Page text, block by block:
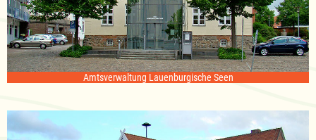
Amtsverwaltung Lauenburgische Seen